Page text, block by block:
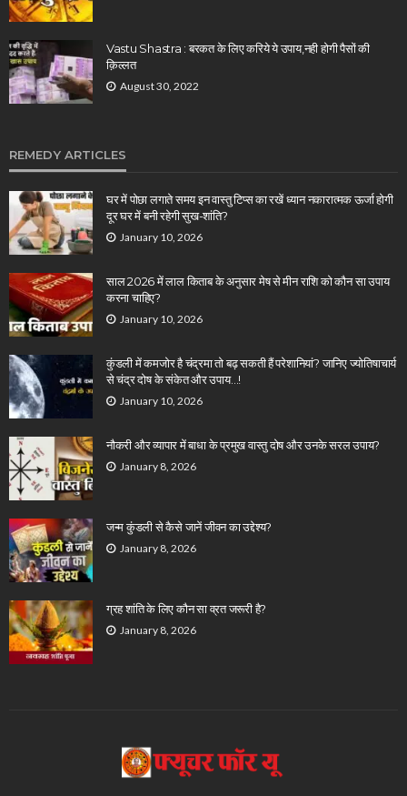
Vastu Shastra : बरकत के लिए करिये ये उपाय,नही होगी पैसों की
क़िल्लत
August 30, 2022
REMEDY ARTICLES
घर में पोछा लगाते समय इन वास्तु टिप्स का रखें ध्यान नकारात्मक ऊर्जा होगी
दूर घर में बनी रहेगी सुख-शांति?
January 10, 2026
साल 2026 में लाल किताब के अनुसार मेष से मीन राशि को कौन सा उपाय
करना चाहिए?
January 10, 2026
कुंडली में कमजोर है चंद्रमा तो बढ़ सकती हैं परेशानियां? जानिए ज्योतिषाचार्य
से चंद्र दोष के संकेत और उपाय…!
January 10, 2026
नौकरी और व्यापार में बाधा के प्रमुख वास्तु दोष और उनके सरल उपाय?
January 8, 2026
जन्म कुंडली से कैसे जानें जीवन का उद्देश्य?
January 8, 2026
ग्रह शांति के लिए कौन सा व्रत जरूरी है?
January 8, 2026